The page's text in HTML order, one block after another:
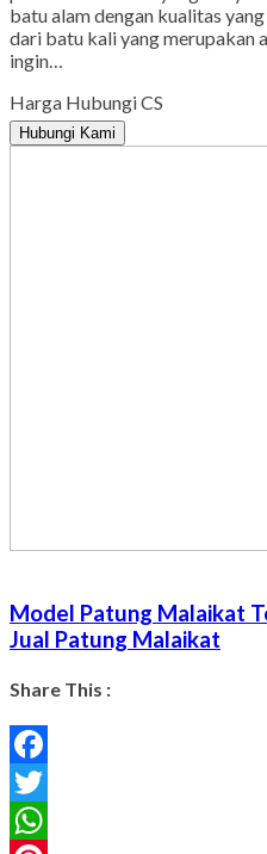
batu alam dengan kualitas
dari batu kali yang merupakan
ingin…
Harga Hubungi CS
Hubungi Kami
Model Patung Malaikat
Jual Patung Malaikat
Share This :
Facebook
Twitter